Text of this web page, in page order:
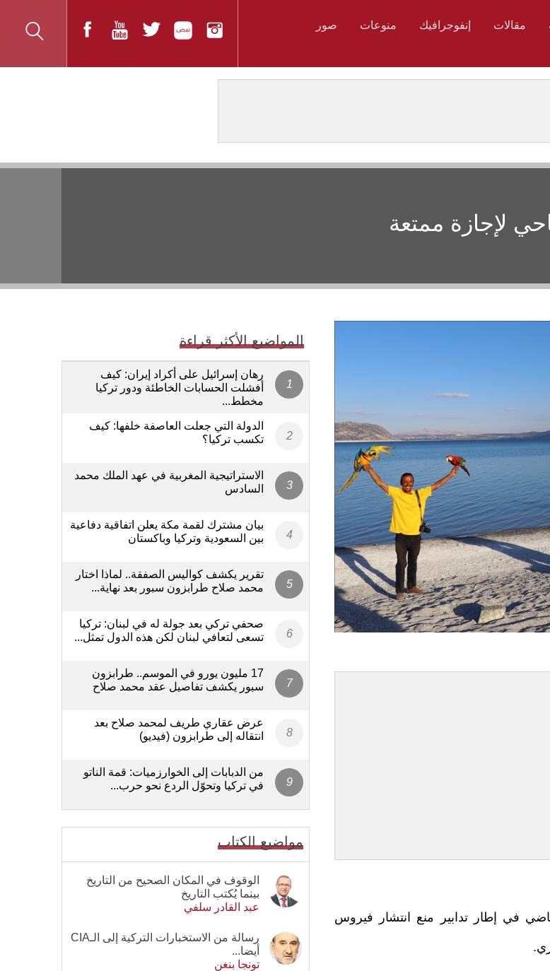
مقالات إنفوجرافيك منوعات صور
لإجازة ممتعة
اعتبارا من 26 أبريل/نيسان الماضي في إطار تدابير منع انتشار فيروس
المواضيع الأكثر قراءة
رهان إسرائيل على أكراد إيران: كيف
أفشلت الحسابات الخاطئة ودور تركيا
مخطط...
الدولة التي جعلت العاصفة خلفها: كيف
تكسب تركيا؟
الاستراتيجية المغربية في عهد الملك محمد
السادس
بيان مشترك لقمة مكة يعلن اتفاقية دفاعية
بين السعودية وتركيا وباكستان
تقرير يكشف كواليس الصفقة.. لماذا اختار
محمد صلاح طرابزون سبور بعد نهاية...
صحفي تركي بعد جولة له في لبنان: تركيا
تسعى لتعافي لبنان لكن هذه الدول تمثل...
17 مليون يورو في الموسم.. طرابزون
سبور يكشف تفاصيل عقد محمد صلاح
عرض عقاري طريف لمحمد صلاح بعد
انتقاله إلى طرابزون (فيديو)
من الدبابات إلى الخوارزميات: قمة الناتو
في تركيا وتحوّل الردع نحو حرب...
مواضيع الكتاب
الوقوف في المكان الصحيح من التاريخ
بينما يُكتب التاريخ
عبد القادر سلفي
رسالة من الاستخبارات التركية إلى الـCIA
أيضا...
تونجا بنغن